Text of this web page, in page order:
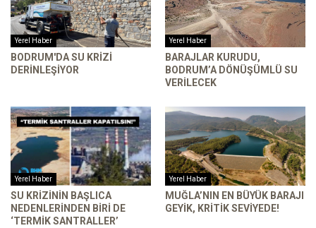
Yerel Haber
BODRUM'DA SU KRIZI
DERINLEŞIYOR
Yerel Haber
BARAJLAR KURUDU,
BODRUM’A DÖNÜŞÜMLÜ SU
VERILECEK
Yerel Haber
SU KRIZININ BAŞLICA
NEDENLERINDEN BIRI DE
‘TERMIK SANTRALLER’
Yerel Haber
MUĞLA’NIN EN BÜYÜK BARAJI
GEYIK, KRITIK SEVIYEDE!